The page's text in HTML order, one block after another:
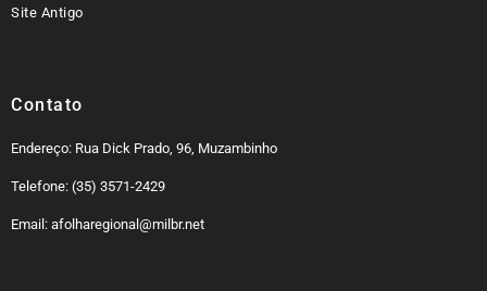
Site Antigo
Contato
Endereço: Rua Dick Prado, 96, Muzambinho
Telefone: (35) 3571-2429
Email: afolharegional@milbr.net